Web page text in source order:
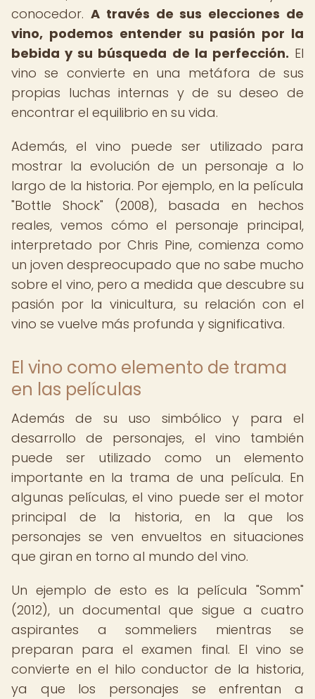
conocedor. A través de sus elecciones de
vino, podemos entender su pasión por la
bebida y su búsqueda de la perfección. El
vino se convierte en una metáfora de sus
propias luchas internas y de su deseo de
encontrar el equilibrio en su vida.
Además, el vino puede ser utilizado para
mostrar la evolución de un personaje a lo
largo de la historia. Por ejemplo, en la película
"Bottle Shock" (2008), basada en hechos
reales, vemos cómo el personaje principal,
interpretado por Chris Pine, comienza como
un joven despreocupado que no sabe mucho
sobre el vino, pero a medida que descubre su
pasión por la vinicultura, su relación con el
vino se vuelve más profunda y significativa.
El vino como elemento de trama
en las películas
Además de su uso simbólico y para el
desarrollo de personajes, el vino también
puede ser utilizado como un elemento
importante en la trama de una película. En
algunas películas, el vino puede ser el motor
principal de la historia, en la que los
personajes se ven envueltos en situaciones
que giran en torno al mundo del vino.
Un ejemplo de esto es la película "Somm"
(2012), un documental que sigue a cuatro
aspirantes a sommeliers mientras se
preparan para el examen final. El vino se
convierte en el hilo conductor de la historia,
ya que los personajes se enfrentan a